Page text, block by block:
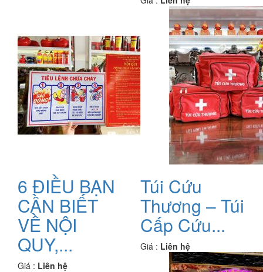
6 ĐIỀU BẠN
CẦN BIẾT
VỀ NỘI
QUY,...
Giá : Liên hệ
Túi Cứu
Thương – Túi
Cấp Cứu...
Giá : Liên hệ